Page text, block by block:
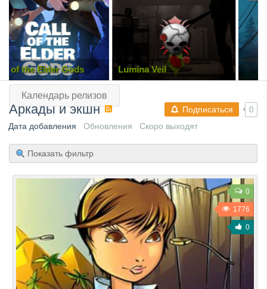
Gods Lumina Veil INDUSTRIA 2
Календарь релизов
Подписаться 0
Аркады и экшн
Дата добавления Обновления Скоро выходят
Показать фильтр
0
1776
0